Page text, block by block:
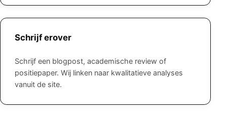
Schrijf erover
Schrijf een blogpost, academische review of
positiepaper. Wij linken naar kwalitatieve analyses
vanuit de site.